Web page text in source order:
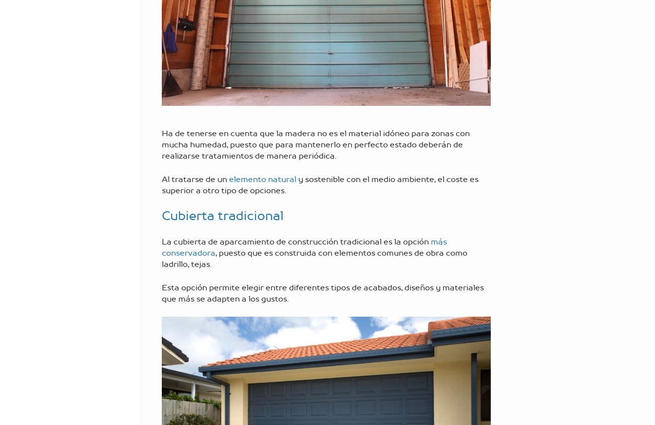
Ha de tenerse en cuenta que la madera no es el material idóneo para zonas con
mucha humedad, puesto que para mantenerlo en perfecto estado deberán de
realizarse tratamientos de manera periódica.
Al tratarse de unelemento natural y sostenible con el medio ambiente, el coste es
superior a otro tipo de opciones.
Cubierta tradicional
La cubierta de aparcamiento de construcción tradicional es la opción más
conservadora, puesto que es construida con elementos comunes de obra como
ladrillo, tejas.
Esta opción permite elegir entre diferentes tipos de acabados, diseños y materiales
que más se adapten a los gustos.